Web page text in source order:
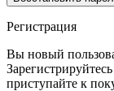
Регистрация
Вы новый
приступайте к